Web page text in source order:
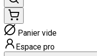
Panier vide
Espace pro